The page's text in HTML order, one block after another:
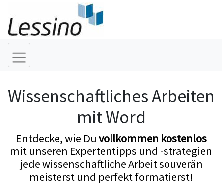
Wissenschaftliches Arbeiten
mit Word
Entdecke, wie Du vollkommen kostenlos
mit unseren Expertentipps und -strategien
jede wissenschaftliche Arbeit souverän
meisterst und perfekt formatierst!